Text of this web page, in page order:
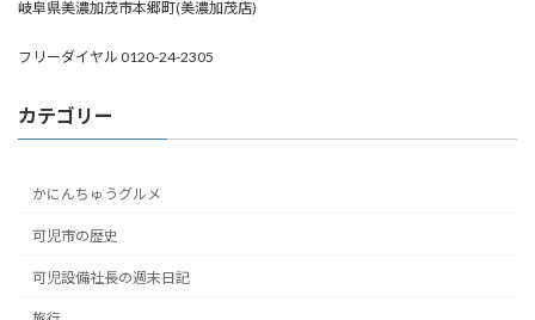
岐阜県美濃加茂市本郷町(美濃加茂店)
フリーダイヤル 0120-24-2305
カテゴリー
かにんちゅうグルメ
可児市の歴史
可児設備社長の週末日記